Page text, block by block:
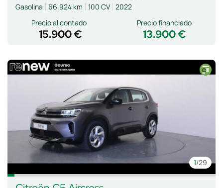
Gasolina
66.924 km 100 CV 2022
Precio al contado
15.900 € 13.900 €
Precio financiado
1/29